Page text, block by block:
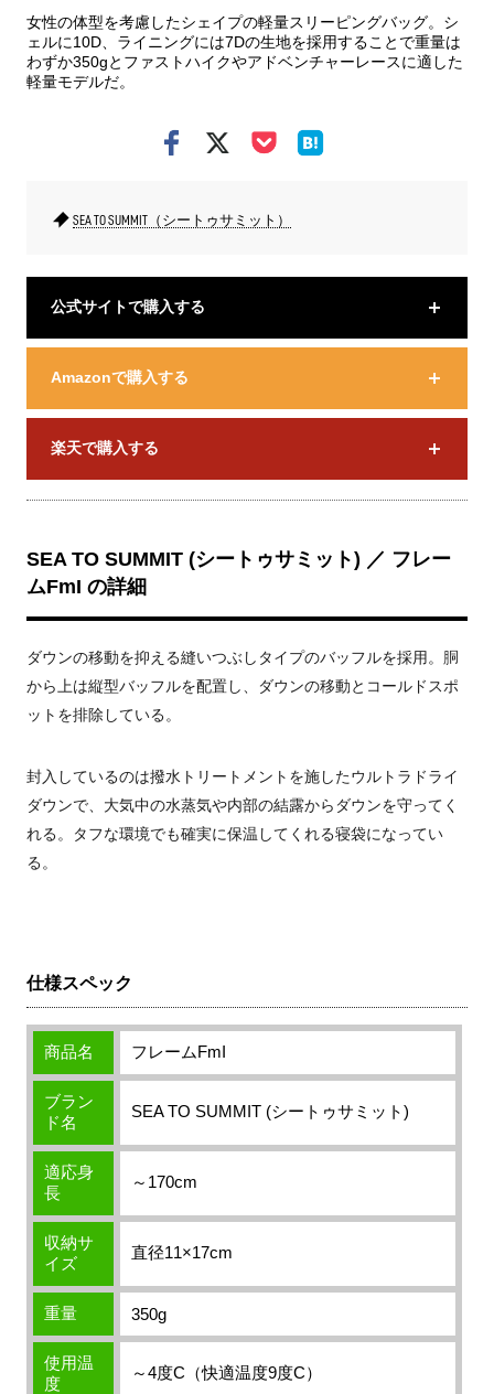
女性の体型を考慮したシェイプの軽量スリーピングバッグ。シ
ェルに10D、ライニングには7Dの生地を採用することで重量は
わずか350gとファストハイクやアドベンチャーレースに適した
軽量モデルだ。
SEA TO SUMMIT（シートゥサミット）
公式サイトで購入する
Amazonで購入する
楽天で購入する
SEA TO SUMMIT (シートゥサミット) ／ フレー
ムFmI の詳細
ダウンの移動を抑える縫いつぶしタイプのバッフルを採用。胴
から上は縦型バッフルを配置し、ダウンの移動とコールドスポ
ットを排除している。
封入しているのは撥水トリートメントを施したウルトラドライ
ダウンで、大気中の水蒸気や内部の結露からダウンを守ってく
れる。タフな環境でも確実に保温してくれる寝袋になってい
る。
仕様スペック
商品名 フレームFmI
ブラン
ド名
SEA TO SUMMIT (シートゥサミット)
適応身
長
～170cm
収納サ
イズ
直径11×17cm
重量 350g
使用温
度
～4度C（快適温度9度C）